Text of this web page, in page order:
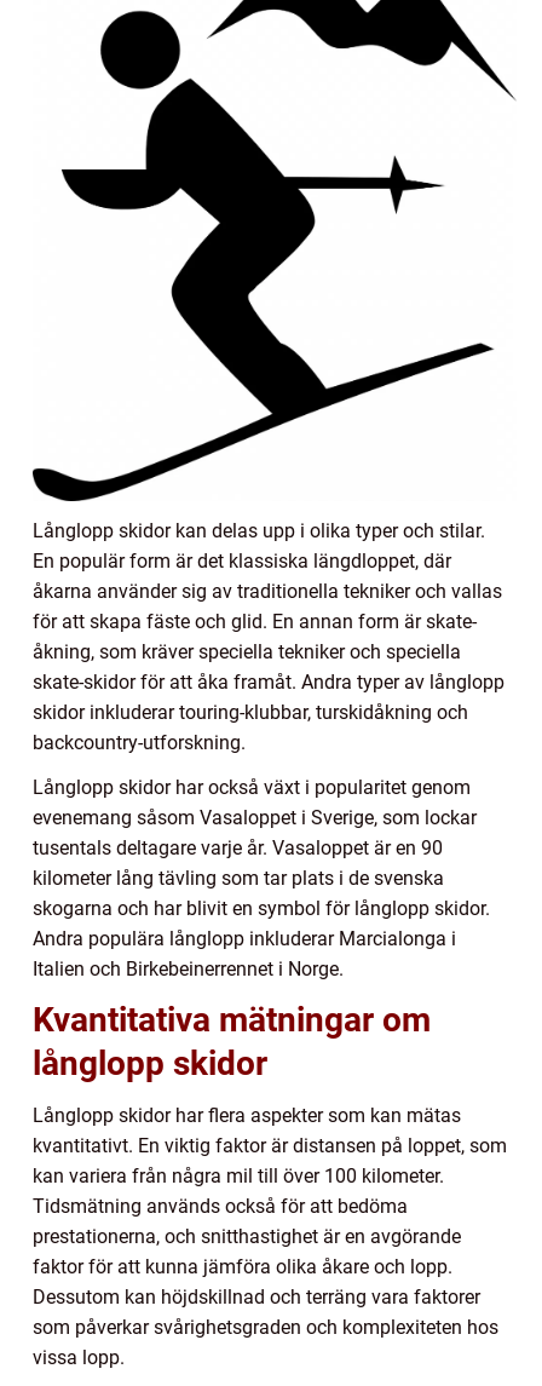
Långlopp skidor kan delas upp i olika typer och stilar.
En populär form är det klassiska längdloppet, där
åkarna använder sig av traditionella tekniker och vallas
för att skapa fäste och glid. En annan form är skate-
åkning, som kräver speciella tekniker och speciella
skate-skidor för att åka framåt. Andra typer av långlopp
skidor inkluderar touring-klubbar, turskidåkning och
backcountry-utforskning.
Långlopp skidor har också växt i popularitet genom
evenemang såsom Vasaloppet i Sverige, som lockar
tusentals deltagare varje år. Vasaloppet är en 90
kilometer lång tävling som tar plats i de svenska
skogarna och har blivit en symbol för långlopp skidor.
Andra populära långlopp inkluderar Marcialonga i
Italien och Birkebeinerrennet i Norge.
Kvantitativa mätningar om
långlopp skidor
Långlopp skidor har flera aspekter som kan mätas
kvantitativt. En viktig faktor är distansen på loppet, som
kan variera från några mil till över 100 kilometer.
Tidsmätning används också för att bedöma
prestationerna, och snitthastighet är en avgörande
faktor för att kunna jämföra olika åkare och lopp.
Dessutom kan höjdskillnad och terräng vara faktorer
som påverkar svårighetsgraden och komplexiteten hos
vissa lopp.